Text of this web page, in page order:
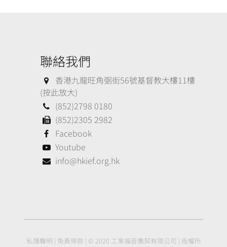
聯絡我們
香港九龍旺角弼街56號基督教大樓11樓
(按此放大)
(852)2798 0180
(852)2305 2982
Facebook
Youtube
info@hkief.org.hk
私隱聲明 | 免責條款 | © 2020 工業福音團契有限公司 | 版權所